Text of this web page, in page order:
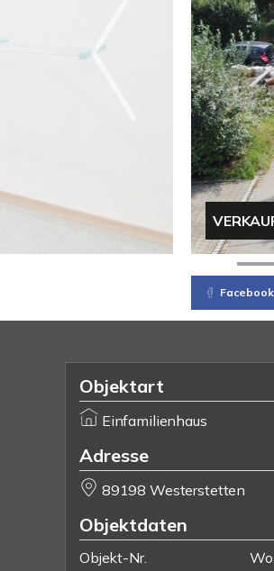
Facebook
Objektart
Einfamilienhaus
Adresse
89198 Westerstetten
Objektdaten
Objekt-Nr.